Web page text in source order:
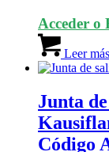
Acceder o
Leer más
Junta
Código